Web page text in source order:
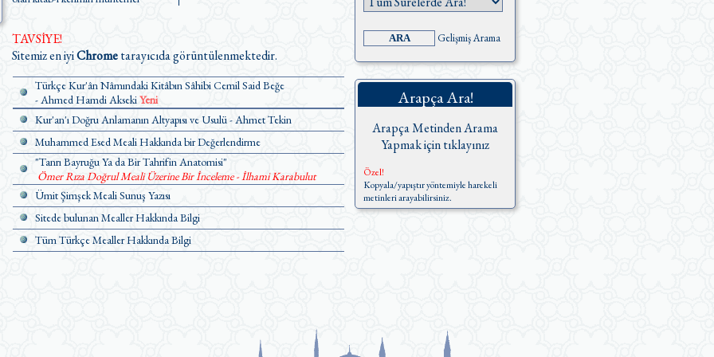
TAVSİYE!
Sitemiz en iyiChrometarayıcıda görüntülenmektedir.
Türkçe Kur'ân Nâmındaki Kitâbın Sâhibi Cemil Said Beğe
- Ahmed Hamdi AksekiYeni
Kur'an'ı Doğru Anlamanın Altyapısı ve Usulü - Ahmet Tekin
Muhammed Esed Meali Hakkında bir Değerlendirme
"Tanrı Bayruğu Ya da Bir Tahrifin Anatomisi"
Ömer Rıza Doğrul Meali Üzerine Bir İnceleme - İlhami Karabulut
Ümit Şimşek Meali Sunuş Yazısı
Sitede bulunan Mealler Hakkında Bilgi
Tüm Türkçe Mealler Hakkında Bilgi
Gelişmiş Arama
Arapça Ara!
Arapça Metinden Arama
Yapmak için tıklayınız
Özel!
Kopyala/yapıştır yöntemiyle harekeli
metinleri arayabilirsiniz.